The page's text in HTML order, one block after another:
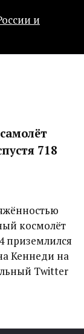
718
космолёт
приземлился
Кеннеди на
Twitter